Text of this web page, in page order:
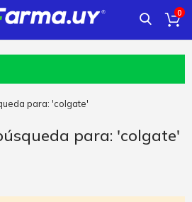
0
para: 'colgate'
para: 'colgate'